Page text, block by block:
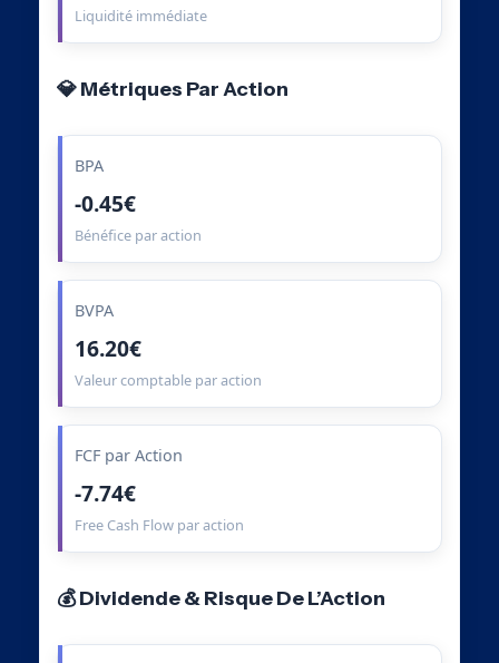
Liquidité immédiate
💎 Métriques Par Action
BPA
-0.45€
Bénéfice par action
BVPA
16.20€
Valeur comptable par action
FCF par Action
-7.74€
Free Cash Flow par action
💰 Dividende & Risque De L’Action